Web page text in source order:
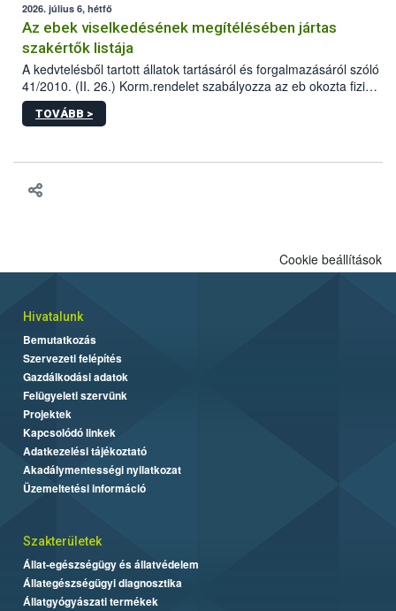
2026. július 6, hétfő
Az ebek viselkedésének megítélésében jártas
szakértők listája
A kedvtelésből tartott állatok tartásáról és forgalmazásáról szóló
41/2010. (II. 26.) Korm.rendelet szabályozza az eb okozta fizikai
sérülés, illetve ennek veszélye keletkezésekor felmerülő
hatósági feladatokat, valamint a veszélyes eb tartását és annak
TOVÁBB >
Cookie beállítások
Hivatalunk
Bemutatkozás
Szervezeti felépítés
Gazdálkodási adatok
Felügyeleti szervünk
Projektek
Kapcsolódó linkek
Adatkezelési tájékoztató
Akadálymentességi nyilatkozat
Üzemeltetési információ
Szakterületek
Állat-egészségügy és állatvédelem
Állategészségügyi diagnosztika
Állatgyógyászati termékek